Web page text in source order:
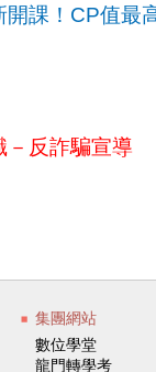
反詐騙宣導
集團網站
數位學堂
龍門轉學考